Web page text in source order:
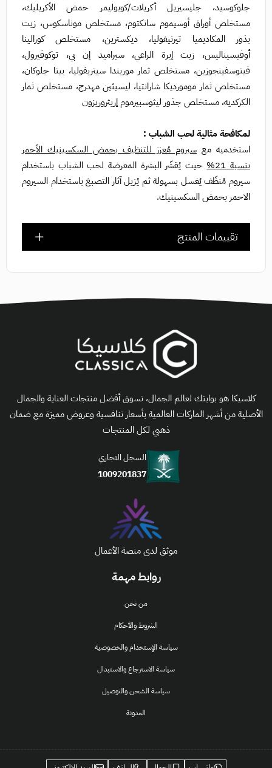
جلوكوسيد، جليسيريل أكريلات/كوبوليمر حمض الأكريليك،
مستخلص أوراق أوسيموم سانكتوم، مستخلص موناسكوس، زيت
بذور المكاديميا تيرنيفوليا، ديكسترين، مستخلص كورالينا
أوفيسيناليس، زيت إبرة الراعي، سيراميد إن بي، توكوفيرول،
فيتوسفينجوزين، مستخلص ثمار موريندا سيتريفوليا، بيتا جلوكان،
مستخلص ثمار مومورديكا شارانتيا، ليسيثين مهدرج، مستخلص ثمار
الكركديه، مستخلص جذور ليثوسبيرموم إريثروريزون
لمكافحة مثالية لحب الشباب :
استخدميه مع سيروم مُعزز للتنظيف بحمض السكسينيك الأحمر
بنسبة 21%
حيث يُقشّر البشرة المعرضة لحب الشباب باستخدام
سيروم مُنظّف يُغسل بسهولة ثم يُزيل آثار التصبغ باستخدام السيروم
الاحمر بحمض السكسينيك.
تقييمات المنتج
روابط مهمة
من نحن
الشروط والأحكام
سياسة الإستخدام والخصوصية
سياسة الاسترجاع والاستبدال
سياسة الشحن والتوصيل
المدونة
كلاسيكا هو بوابتك لعالم الجمال، تسوق أفضل منتجات العناية والجمال
الأصلية من أشهر الماركات العالمية بأسعار تنافسية وعروض مميزة مع ضمان
ذهبي لكل المنتجات
السجل التجاري
1009201837
موثق لدى منصة الأعمال